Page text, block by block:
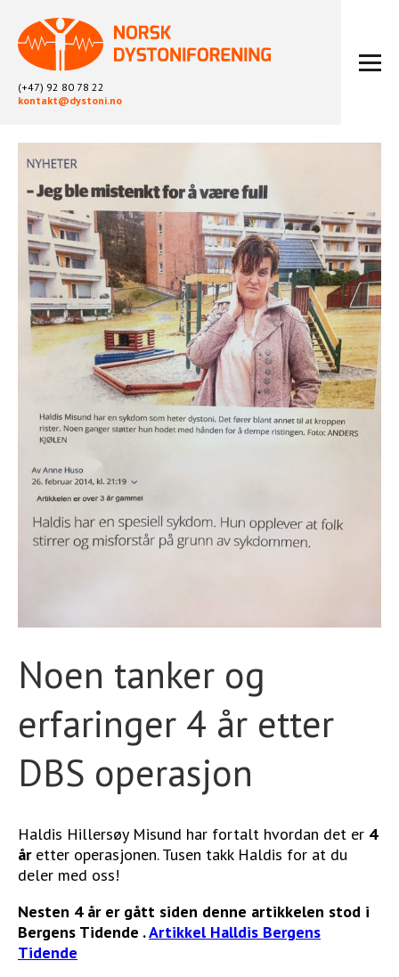
(+47) 92 80 78 22
kontakt@dystoni.no
HJEM
ARTIKLER
LOKALLAG
LIKEPERSONARBEID
OM OSS
BLI MEDLEM
KONTAKT
KALENDER
FYSIOTERAPI
STØTT VÅRT ARBEID
Noen tanker og
erfaringer 4 år etter
DBS operasjon
Haldis Hillersøy Misund har fortalt hvordan det er 4
åretter operasjonen. Tusen takk Haldis for at du
deler med oss!
Nesten 4 år er gått siden denne artikkelen stod i
Bergens Tidende .Artikkel Halldis Bergens
Tidende